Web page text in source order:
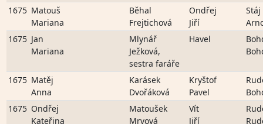
1675 Matouš
Mariana
Běhal
Frejtichová
Ondřej
Jiří
Stáj
1675 Jan
Mariana
Mlynář
Ježková,
sestra faráře
Havel
1675 Matěj
Anna
Karásek
Dvořáková
Kryštof
Pavel
1675 Ondřej
Kateřina
Matoušek
Mrvová
Vít
Jiří